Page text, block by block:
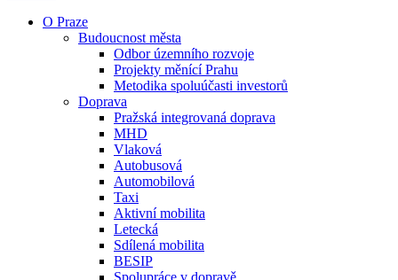
O Praze
Budoucnost města
Odbor územního rozvoje
Projekty měnící Prahu
Metodika spoluúčasti investorů
Doprava
Pražská integrovaná doprava
MHD
Vlaková
Autobusová
Automobilová
Taxi
Aktivní mobilita
Letecká
Sdílená mobilita
BESIP
Spolupráce v dopravě